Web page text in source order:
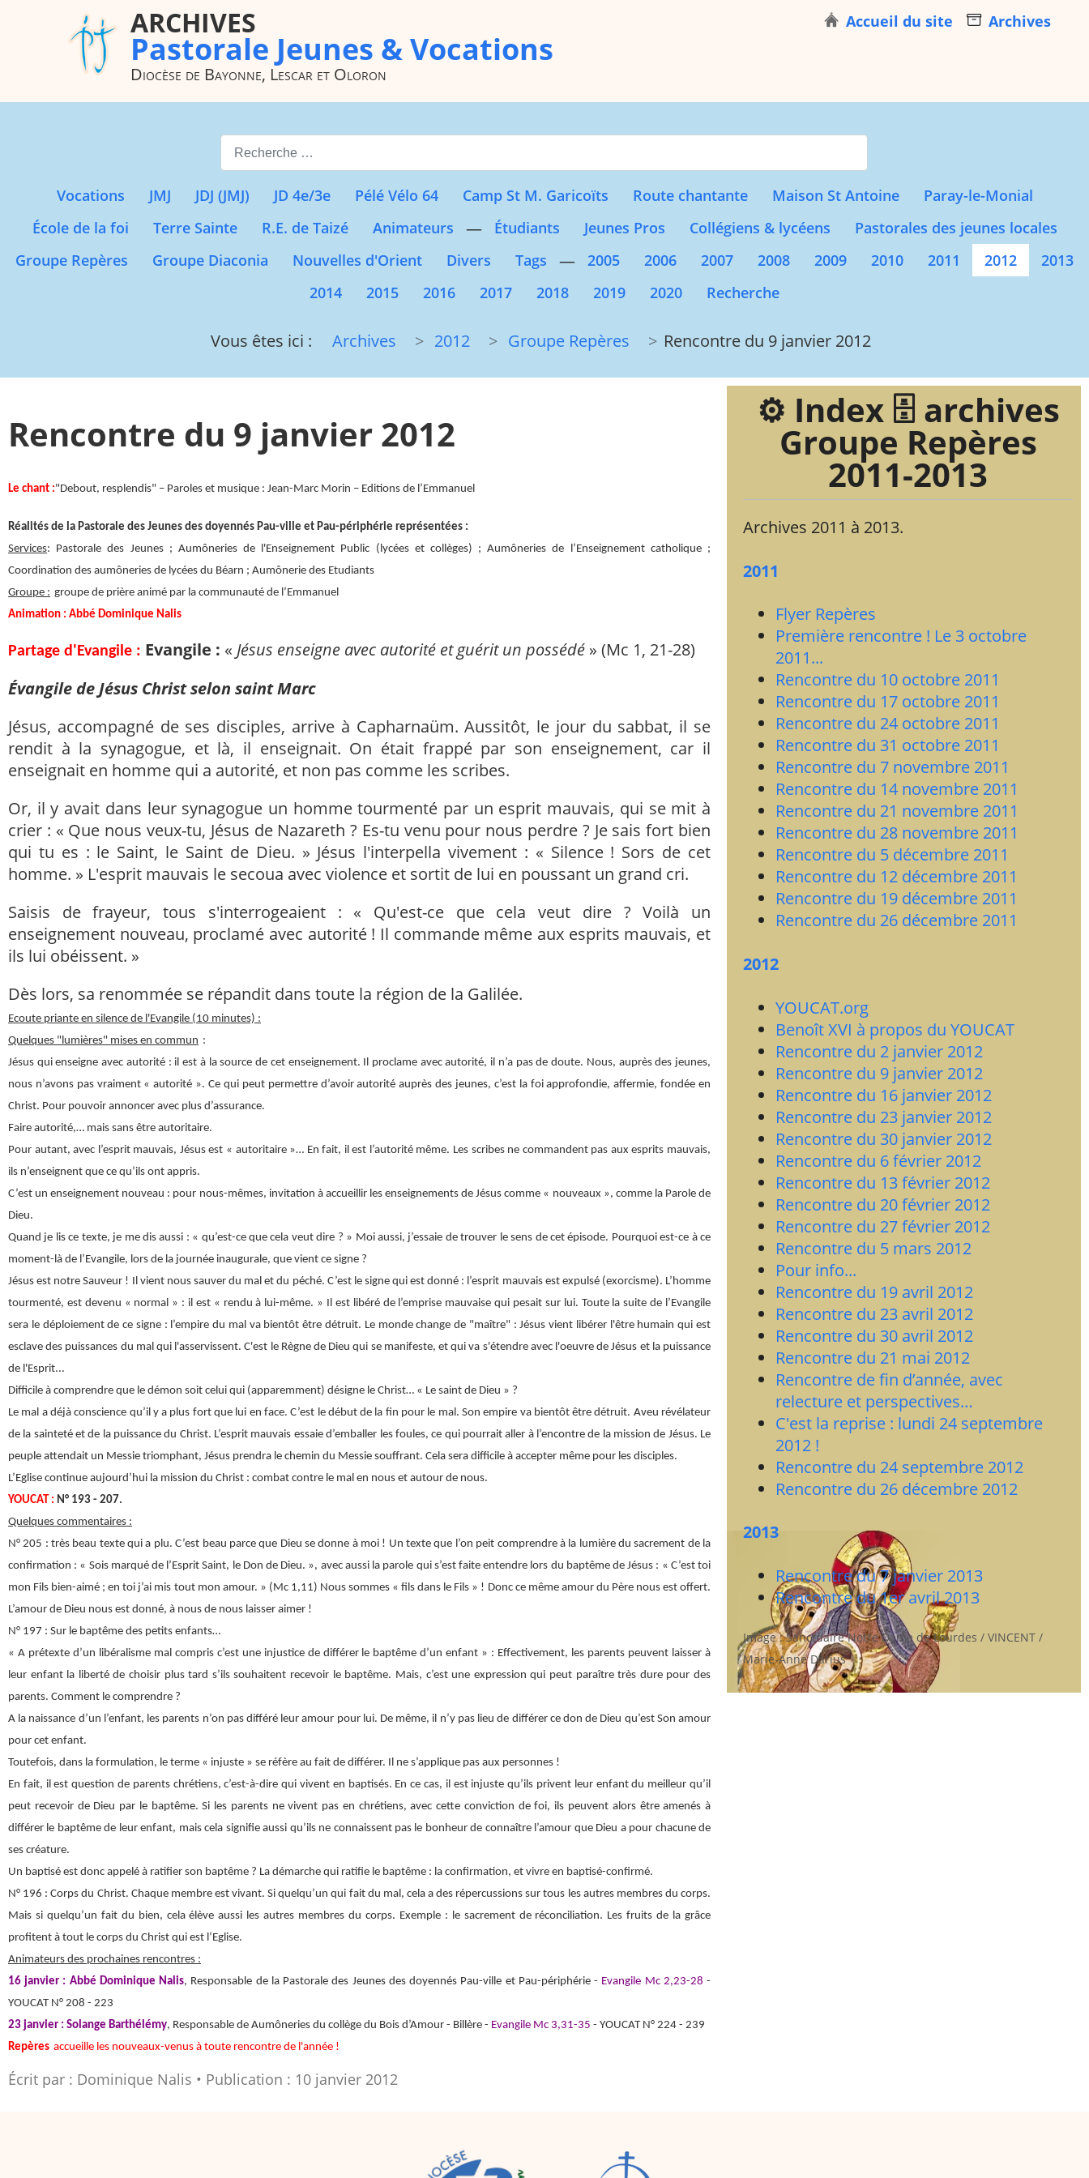
ARCHIVES
Pastorale Jeunes & Vocations
Diocèse de Bayonne, Lescar et Oloron
Accueil du site Archives
Valider
Vocations JMJ JDJ (JMJ) JD 4e/3e Pélé Vélo 64 Camp St M. Garicoïts Route chantante Maison St Antoine
Paray-le-Monial
École de la foi
Terre Sainte R.E. de Taizé Animateurs — Étudiants Jeunes Pros Collégiens & lycéens
Pastorales des jeunes locales
Groupe Repères
Groupe Diaconia Nouvelles d'Orient Divers Tags — 2005 2006 2007 2008 2009 2010 2011 2012
2013
2014
2015 2016 2017 2018 2019 2020 Recherche
Vous êtes ici : Archives 2012 Groupe Repères Rencontre du 9 janvier 2012
Rencontre du 9 janvier 2012
Le chant :"Debout, resplendis" – Paroles et musique : Jean-Marc Morin – Editions de l’Emmanuel
Réalités de la Pastorale des Jeunes des doyennés Pau-ville et Pau-périphérie représentées :
Services: Pastorale des Jeunes ; Aumôneries de l'Enseignement Public (lycées et collèges) ; Aumôneries de l’Enseignement catholique ;
Coordination des aumôneries de lycées du Béarn ; Aumônerie des Etudiants
Groupe : groupe de prière animé par la communauté de l’Emmanuel
Animation : Abbé Dominique Nalis
Partage d'Evangile : Evangile : « Jésus enseigne avec autorité et guérit un possédé » (Mc 1, 21-28)
Évangile de Jésus Christ selon saint Marc
Jésus, accompagné de ses disciples, arrive à Capharnaüm. Aussitôt, le jour du sabbat, il se
rendit à la synagogue, et là, il enseignait. On était frappé par son enseignement, car il
enseignait en homme qui a autorité, et non pas comme les scribes.
Or, il y avait dans leur synagogue un homme tourmenté par un esprit mauvais, qui se mit à
crier : « Que nous veux-tu, Jésus de Nazareth ? Es-tu venu pour nous perdre ? Je sais fort bien
qui tu es : le Saint, le Saint de Dieu. » Jésus l'interpella vivement : « Silence ! Sors de cet
homme. » L'esprit mauvais le secoua avec violence et sortit de lui en poussant un grand cri.
Saisis de frayeur, tous s'interrogeaient : « Qu'est-ce que cela veut dire ? Voilà un
enseignement nouveau, proclamé avec autorité ! Il commande même aux esprits mauvais, et
ils lui obéissent. »
Dès lors, sa renommée se répandit dans toute la région de la Galilée.
Ecoute priante en silence de l'Evangile (10 minutes) :
Quelques "lumières" mises en commun :
Jésus qui enseigne avec autorité : il est à la source de cet enseignement. Il proclame avec autorité, il n’a pas de doute. Nous, auprès des jeunes,
nous n’avons pas vraiment « autorité ». Ce qui peut permettre d’avoir autorité auprès des jeunes, c’est la foi approfondie, affermie, fondée en
Christ. Pour pouvoir annoncer avec plus d’assurance.
Faire autorité,… mais sans être autoritaire.
Pour autant, avec l’esprit mauvais, Jésus est « autoritaire »… En fait, il est l’autorité même. Les scribes ne commandent pas aux esprits mauvais,
ils n’enseignent que ce qu’ils ont appris.
C’est un enseignement nouveau : pour nous-mêmes, invitation à accueillir les enseignements de Jésus comme « nouveaux », comme la Parole de
Dieu.
Quand je lis ce texte, je me dis aussi : « qu’est-ce que cela veut dire ? » Moi aussi, j’essaie de trouver le sens de cet épisode. Pourquoi est-ce à ce
moment-là de l’Evangile, lors de la journée inaugurale, que vient ce signe ?
Jésus est notre Sauveur ! Il vient nous sauver du mal et du péché. C’est le signe qui est donné : l’esprit mauvais est expulsé (exorcisme). L’homme
tourmenté, est devenu « normal » : il est « rendu à lui-même. » Il est libéré de l’emprise mauvaise qui pesait sur lui. Toute la suite de l’Evangile
sera le déploiement de ce signe : l’empire du mal va bientôt être détruit. Le monde change de "maître" : Jésus vient libérer l'être humain qui est
esclave des puissances du mal qui l'asservissent. C'est le Règne de Dieu qui se manifeste, et qui va s'étendre avec l'oeuvre de Jésus et la puissance
de l'Esprit...
Difficile à comprendre que le démon soit celui qui (apparemment) désigne le Christ… « Le saint de Dieu » ?
Le mal a déjà conscience qu’il y a plus fort que lui en face. C’est le début de la fin pour le mal. Son empire va bientôt être détruit. Aveu révélateur
de la sainteté et de la puissance du Christ. L’esprit mauvais essaie d’emballer les foules, ce qui pourrait aller à l’encontre de la mission de Jésus. Le
peuple attendait un Messie triomphant, Jésus prendra le chemin du Messie souffrant. Cela sera difficile à accepter même pour les disciples.
L’Eglise continue aujourd’hui la mission du Christ : combat contre le mal en nous et autour de nous.
YOUCAT : N° 193 - 207.
Quelques commentaires :
N° 205 : très beau texte qui a plu. C’est beau parce que Dieu se donne à moi ! Un texte que l’on peit comprendre à la lumière du sacrement de la
confirmation : « Sois marqué de l’Esprit Saint, le Don de Dieu. », avec aussi la parole qui s’est faite entendre lors du baptême de Jésus : « C’est toi
mon Fils bien-aimé ; en toi j’ai mis tout mon amour. » (Mc 1,11) Nous sommes « fils dans le Fils » ! Donc ce même amour du Père nous est offert.
L’amour de Dieu nous est donné, à nous de nous laisser aimer !
N° 197 : Sur le baptême des petits enfants…
« A prétexte d’un libéralisme mal compris c’est une injustice de différer le baptême d’un enfant » : Effectivement, les parents peuvent laisser à
leur enfant la liberté de choisir plus tard s’ils souhaitent recevoir le baptême. Mais, c’est une expression qui peut paraître très dure pour des
parents. Comment le comprendre ?
A la naissance d’un l’enfant, les parents n’on pas différé leur amour pour lui. De même, il n’y pas lieu de différer ce don de Dieu qu’est Son amour
pour cet enfant.
Toutefois, dans la formulation, le terme « injuste » se réfère au fait de différer. Il ne s’applique pas aux personnes !
En fait, il est question de parents chrétiens, c’est-à-dire qui vivent en baptisés. En ce cas, il est injuste qu’ils privent leur enfant du meilleur qu’il
peut recevoir de Dieu par le baptême. Si les parents ne vivent pas en chrétiens, avec cette conviction de foi, ils peuvent alors être amenés à
différer le baptême de leur enfant, mais cela signifie aussi qu’ils ne connaissent pas le bonheur de connaître l’amour que Dieu a pour chacune de
ses créature.
Un baptisé est donc appelé à ratifier son baptême ? La démarche qui ratifie le baptême : la confirmation, et vivre en baptisé-confirmé.
N° 196 : Corps du Christ. Chaque membre est vivant. Si quelqu’un qui fait du mal, cela a des répercussions sur tous les autres membres du corps.
Mais si quelqu’un fait du bien, cela élève aussi les autres membres du corps. Exemple : le sacrement de réconciliation. Les fruits de la grâce
profitent à tout le corps du Christ qui est l’Eglise.
Animateurs des prochaines rencontres :
16 janvier : Abbé Dominique Nalis, Responsable de la Pastorale des Jeunes des doyennés Pau-ville et Pau-périphérie - Evangile Mc 2,23-28 -
YOUCAT N° 208 - 223
23 janvier : Solange Barthélémy, Responsable de Aumôneries du collège du Bois d’Amour - Billère - Evangile Mc 3,31-35 - YOUCAT N° 224 - 239
Repères accueille les nouveaux-venus à toute rencontre de l'année !
Écrit par : Dominique Nalis Publication : 10 janvier 2012
⚙️ Index 🗄️ archives
Groupe Repères
2011-2013
Archives 2011 à 2013.
2011
Flyer Repères
Première rencontre ! Le 3 octobre
2011...
Rencontre du 10 octobre 2011
Rencontre du 17 octobre 2011
Rencontre du 24 octobre 2011
Rencontre du 31 octobre 2011
Rencontre du 7 novembre 2011
Rencontre du 14 novembre 2011
Rencontre du 21 novembre 2011
Rencontre du 28 novembre 2011
Rencontre du 5 décembre 2011
Rencontre du 12 décembre 2011
Rencontre du 19 décembre 2011
Rencontre du 26 décembre 2011
2012
YOUCAT.org
Benoît XVI à propos du YOUCAT
Rencontre du 2 janvier 2012
Rencontre du 9 janvier 2012
Rencontre du 16 janvier 2012
Rencontre du 23 janvier 2012
Rencontre du 30 janvier 2012
Rencontre du 6 février 2012
Rencontre du 13 février 2012
Rencontre du 20 février 2012
Rencontre du 27 février 2012
Rencontre du 5 mars 2012
Pour info...
Rencontre du 19 avril 2012
Rencontre du 23 avril 2012
Rencontre du 30 avril 2012
Rencontre du 21 mai 2012
Rencontre de fin d’année, avec
relecture et perspectives…
C'est la reprise : lundi 24 septembre
2012 !
Rencontre du 24 septembre 2012
Rencontre du 26 décembre 2012
2013
Rencontre du 7 janvier 2013
Rencontre du 1er avril 2013
Image : Sanctuaire Notre Dame de Lourdes / VINCENT /
Marie-Anne Darius